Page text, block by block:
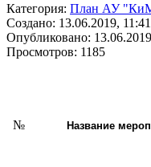
Категория: План АУ
Создано: 13.06.2019, 11:41
Опубликовано:
Просмотров: 1185
№ Название